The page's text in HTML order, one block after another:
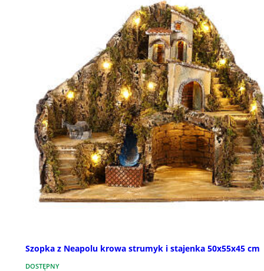
Szopka z Neapolu krowa strumyk i stajenka 50x55x45 cm
DOSTĘPNY